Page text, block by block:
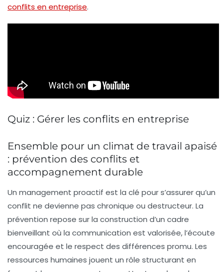
conflits en entreprise.
Quiz : Gérer les conflits en entreprise
Ensemble pour un climat de travail apaisé
: prévention des conflits et
accompagnement durable
Un management proactif est la clé pour s’assurer qu’un
conflit ne devienne pas chronique ou destructeur. La
prévention repose sur la construction d’un cadre
bienveillant où la communication est valorisée, l’écoute
encouragée et le respect des différences promu. Les
ressources humaines jouent un rôle structurant en